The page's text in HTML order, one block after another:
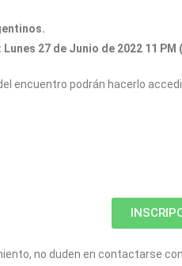
27 de Junio de 2022 11
encuentro podrán hacerlo
no duden en contactarse